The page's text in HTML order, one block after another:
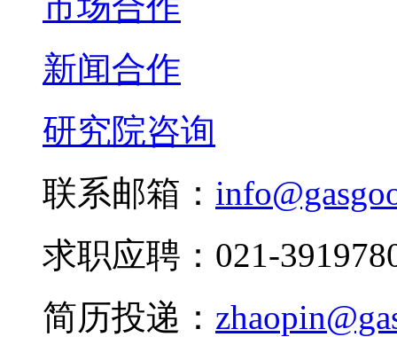
新闻合作
研究院咨询
联系邮箱：
求职应聘：021-
简历投递：